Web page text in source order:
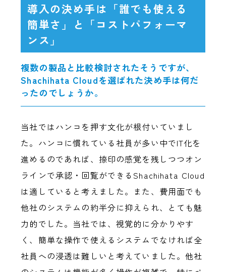
導入の決め手は「誰でも使える
簡単さ」と「コストパフォーマ
ンス」
複数の製品と比較検討されたそうですが、
Shachihata Cloudを選ばれた決め手は何だ
ったのでしょうか。
当社ではハンコを押す文化が根付いていまし
た。ハンコに慣れている社員が多い中でIT化を
進めるのであれば、捺印の感覚を残しつつオン
ラインで承認・回覧ができるShachihata Cloud
は適していると考えました。また、費用面でも
他社のシステムの約半分に抑えられ、とても魅
力的でした。当社では、視覚的に分かりやす
く、簡単な操作で使えるシステムでなければ全
社員への浸透は難しいと考えていました。他社